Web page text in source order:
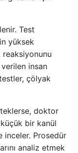
Test
yüksek
reaksiyonunu
insan
çölyak
doktor
bir kanül
inceler. Prosedür
analiz etmek